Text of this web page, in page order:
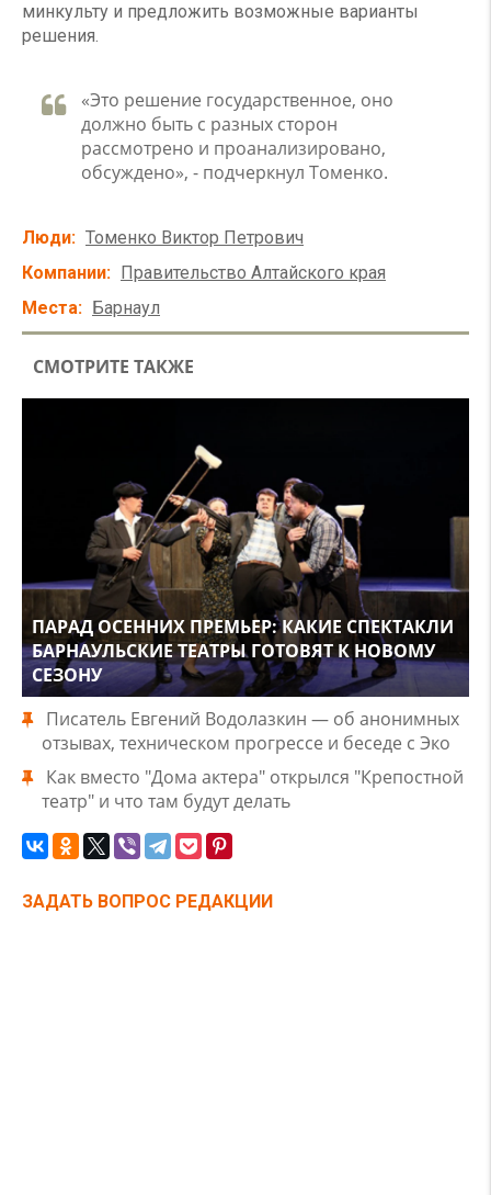
минкульту и предложить возможные варианты
решения.
«Это решение государственное, оно
должно быть с разных сторон
рассмотрено и проанализировано,
обсуждено», - подчеркнул Томенко.
Люди
Томенко Виктор Петрович
Компании
Правительство Алтайского края
Места
Барнаул
СМОТРИТЕ ТАКЖЕ
ПАРАД ОСЕННИХ ПРЕМЬЕР: КАКИЕ СПЕКТАКЛИ
БАРНАУЛЬСКИЕ ТЕАТРЫ ГОТОВЯТ К НОВОМУ
СЕЗОНУ
Писатель Евгений Водолазкин — об анонимных
отзывах, техническом прогрессе и беседе с Эко
Как вместо "Дома актера" открылся "Крепостной
театр" и что там будут делать
ЗАДАТЬ ВОПРОС РЕДАКЦИИ